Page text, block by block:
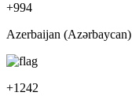
+994
Azerbaijan (Azərbaycan)
+1242